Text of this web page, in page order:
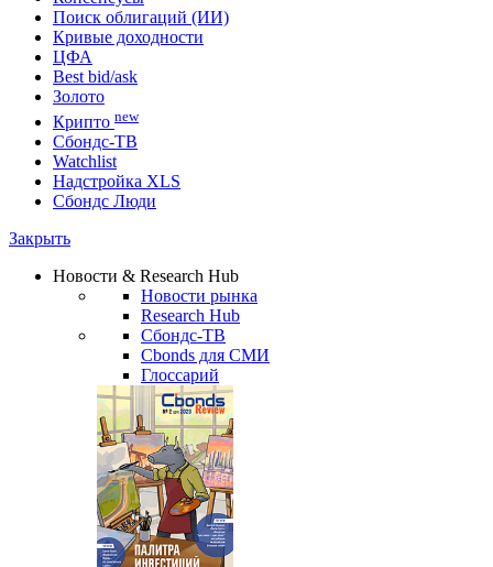
Поиск облигаций (ИИ)
Кривые доходности
ЦФА
Best bid/ask
Золото
Крипто new
Сбондс-ТВ
Watchlist
Надстройка XLS
Сбондс Люди
Закрыть
Новости & Research Hub
Новости рынка
Research Hub
Сбондс-ТВ
Cbonds для СМИ
Глоссарий